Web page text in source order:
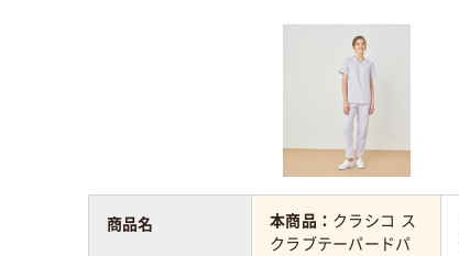
商品名 本商品： クラシコ ス
クラブテーパードパ